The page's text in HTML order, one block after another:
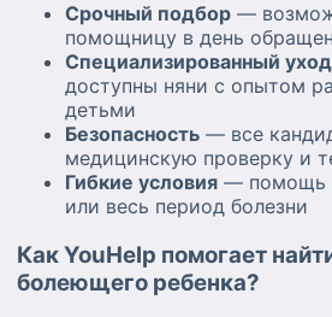
Срочный подбор —
помощницу в день
Специализированный уход
доступны няни с опытом
детьми
Безопасность — все
медицинскую проверку и
Гибкие условия — помощь
или весь период болезни
Как YouHelp помогает
болеющего ребенка?